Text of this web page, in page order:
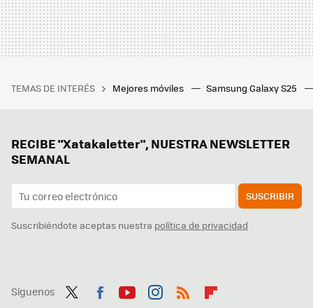
TEMAS DE INTERÉS Mejores móviles Samsung Galaxy S25
RECIBE "Xatakaletter", NUESTRA NEWSLETTER
SEMANAL
SUSCRIBIR
Suscribiéndote aceptas nuestra política de privacidad
Síguenos